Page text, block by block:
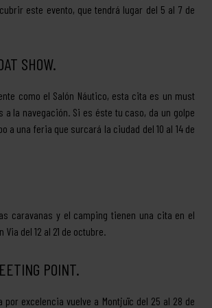
este evento, que tendrá lugar del 5 al 7 de
SHOW.
como el Salón Náutico, esta cita es un must
a la navegación. Si es éste tu caso, da un golpe
a una feria que surcará la ciudad del 10 al 14 de
caravanas y el camping tienen una cita en el
del 12 al 21 de octubre.
POINT.
excelencia vuelve a Montjuïc del 25 al 28 de